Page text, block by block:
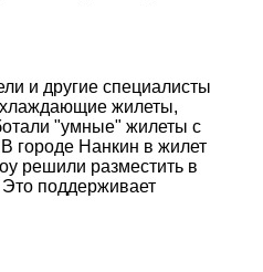
и другие специалисты
жилеты,
"умные" жилеты с
городе Нанкин в жилет
решили разместить в
поддерживает